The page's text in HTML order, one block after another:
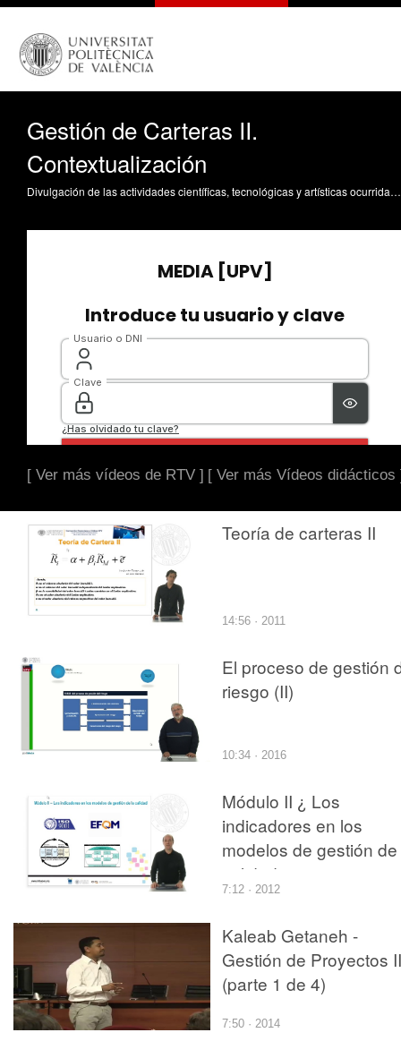
Gestión de Carteras II.
Contextualización
Divulgación de las actividades científicas, tecnológicas y artísticas ocurridas en los tres campus de la UPV
[ Ver más vídeos de RTV ] [ Ver más Vídeos didácticos
Teoría de carteras II
14:56 · 2011
El proceso de gestión
riesgo (II)
10:34 · 2016
Módulo II ¿ Los
indicadores en los
modelos de gestión
calidad
7:12 · 2012
Kaleab Getaneh -
Gestión de Proyectos II
(parte 1 de 4)
7:50 · 2014